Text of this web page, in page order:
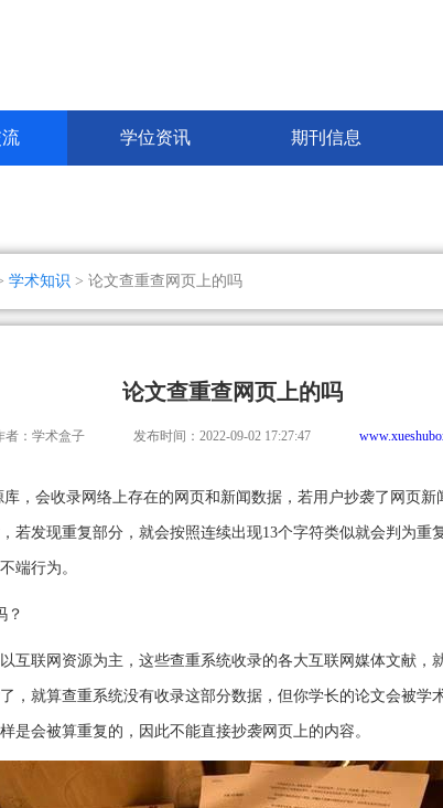
学位资讯 期刊信息
学术知识 > 论文查重查网页上的吗
论文查重查网页上的吗
者：学术盒子 发布时间：2022-09-02 17:27:47
，会收录网络上存在的网页和新闻数据，若用户抄袭了网页
若发现重复部分，就会按照连续出现13个字符类似就会判为重
端行为。
？
互联网资源为主，这些查重系统收录的各大互联网媒体文献，
，就算查重系统没有收录这部分数据，但你学长的论文会被学
是会被算重复的，因此不能直接抄袭网页上的内容。